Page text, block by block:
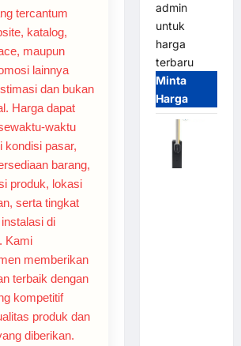
tercantum
katalog,
maupun
lainnya
dan bukan
Harga dapat
waktu
kondisi pasar,
barang,
produk, lokasi
serta tingkat
di
Kami
memberikan
terbaik dengan
kompetitif
produk dan
diberikan.
admin
untuk
harga
terbaru
Minta
Harga